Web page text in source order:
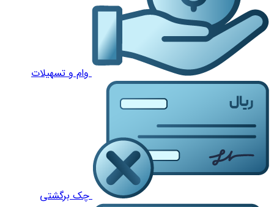
وام و تسهیلات
چک برگشتی